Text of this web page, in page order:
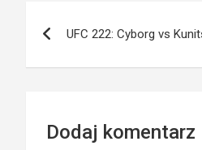
wpisu
UFC 222: Cyborg vs
Dodaj komentarz